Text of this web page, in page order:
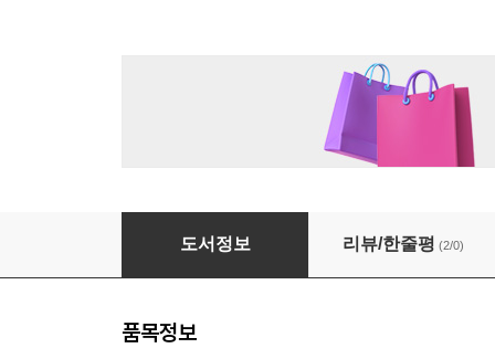
그해 겨울 첫눈 같은 너에게
도서정보 리뷰/한줄평 (2/0)
품목정보